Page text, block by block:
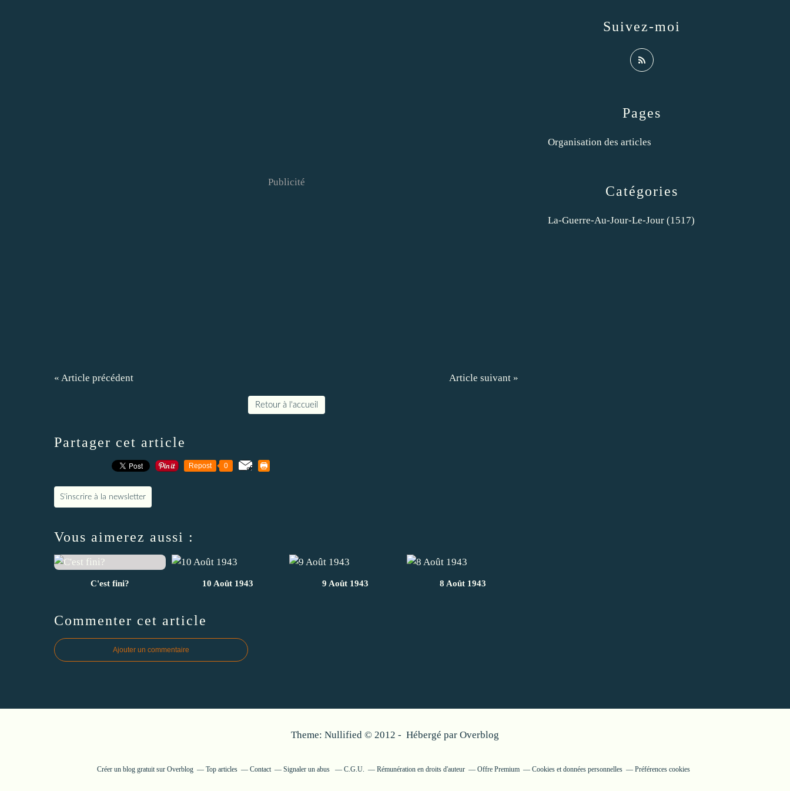
Publicité
« Article précédent Article suivant »
Retour à l'accueil
Partager cet article
Repost 0
S'inscrire à la newsletter
Vous aimerez aussi :
C'est fini? 10 Août 1943 9 Août 1943 8 Août 1943
Commenter cet article
Ajouter un commentaire
Catégories
La-Guerre-Au-Jour-Le-Jour (1517)
Pages
Organisation des articles
Suivez-moi
Theme: Nullified © 2012 - Hébergé par Overblog
Créer un blog gratuit sur Overblog Top articles Contact Signaler un abus C.G.U. Rémunération en droits d'auteur Offre Premium Cookies et données personnelles Préférences cookies